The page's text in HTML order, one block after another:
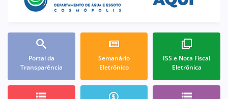
Portal da
Transparência
Semanário
Eletrônico
ISS e Nota Fiscal
Eletrônica